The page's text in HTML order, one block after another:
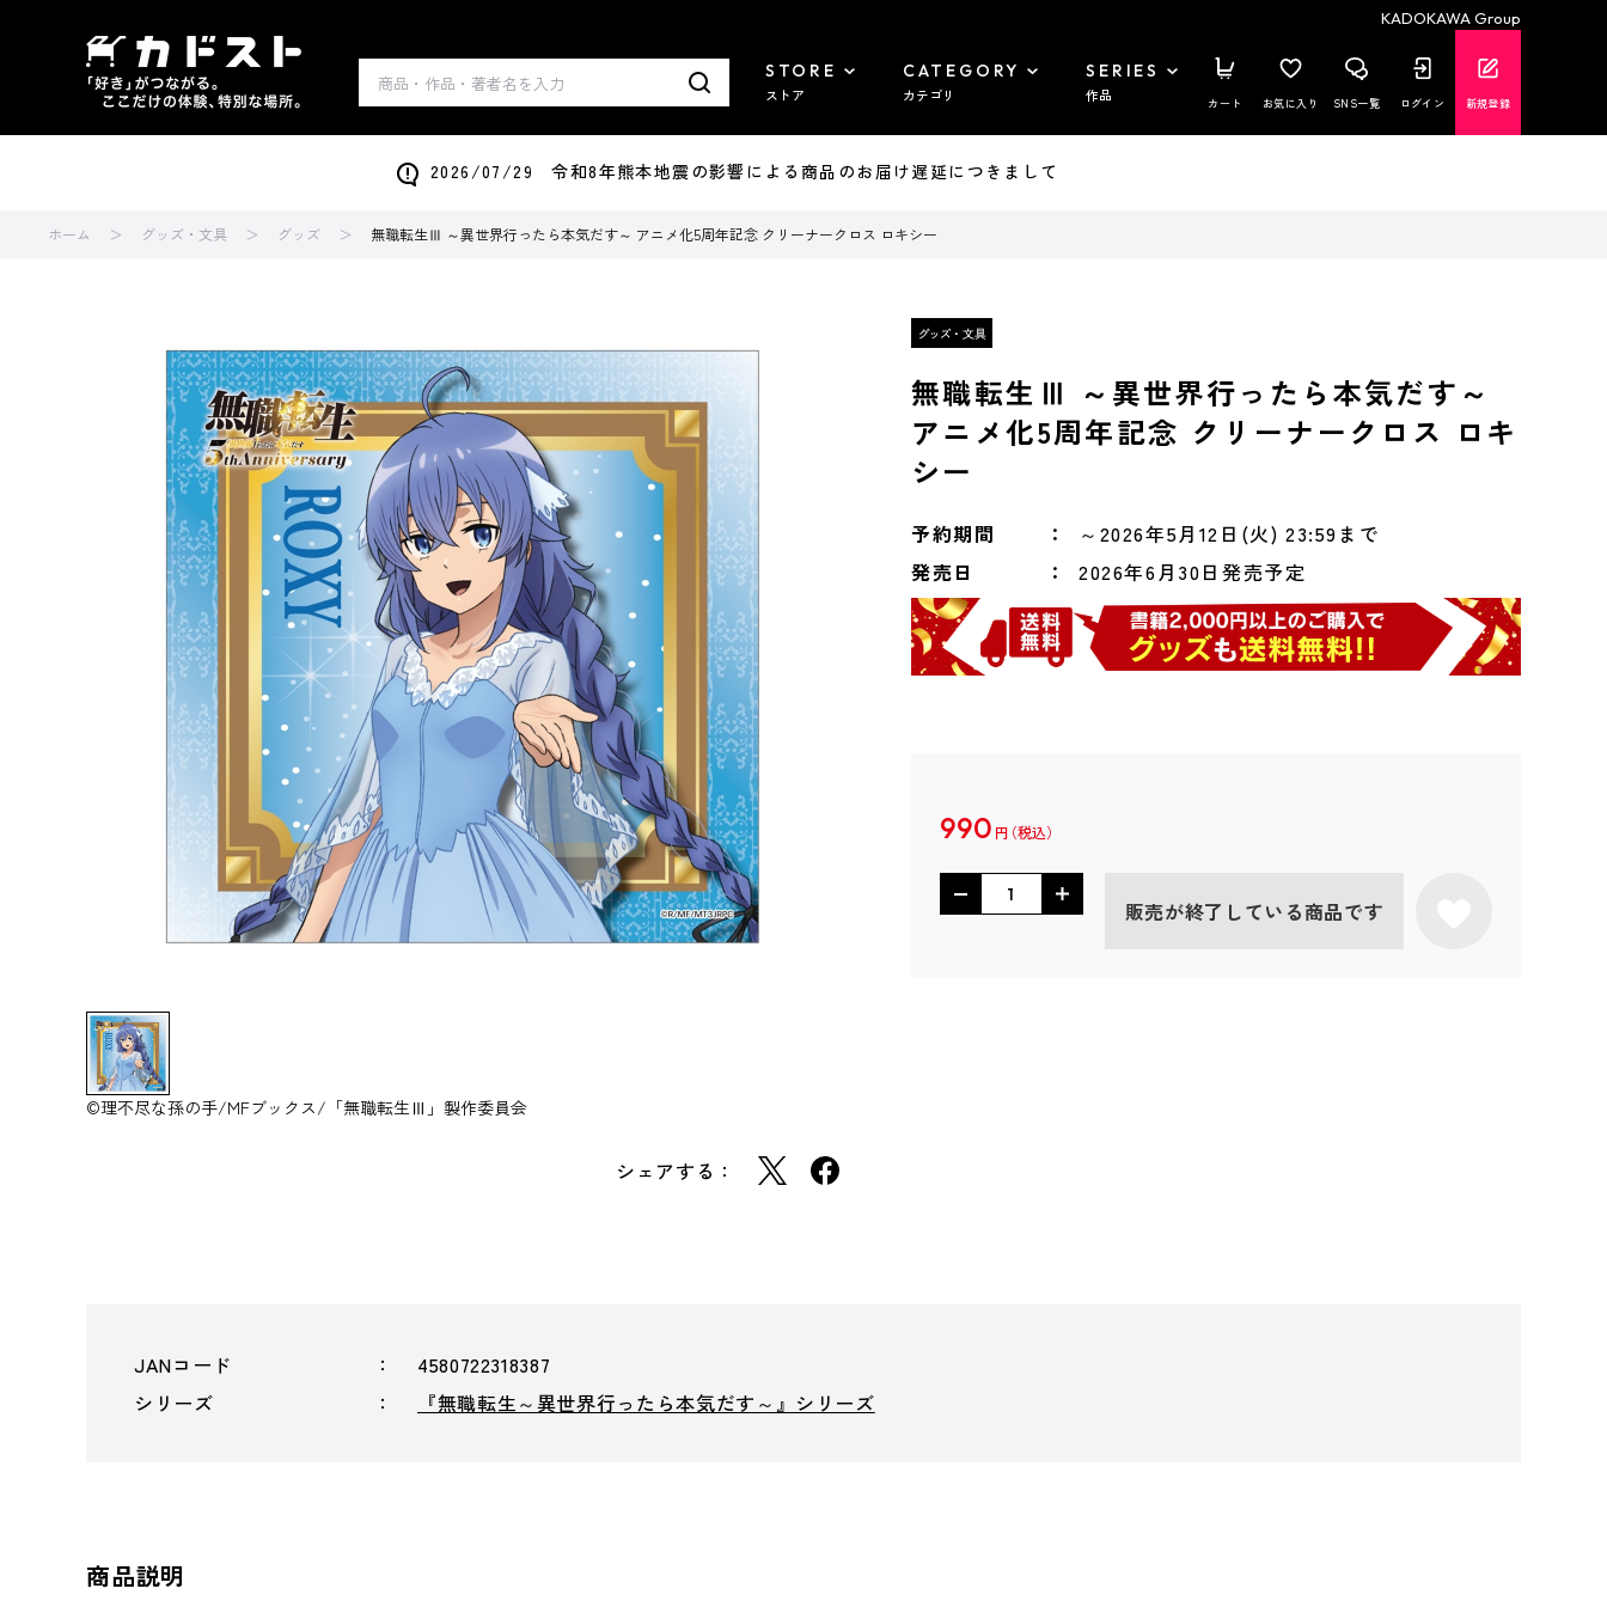
KADOKAWA Group
STORE
ストア
CATEGORY
カテゴリ
SERIES
作品 カート お気に入り SNS一覧 ログイン 新規登録
2026/07/29 令和8年熊本地震の影響による商品のお届け遅延につきまして
ホーム グッズ・文具 グッズ 無職転生Ⅲ ～異世界行ったら本気だす～ アニメ化5周年記念 クリーナークロス ロキシー
©理不尽な孫の手/MFブックス/「無職転生Ⅲ」製作委員会
シェアする：
無職転生Ⅲ ～異世界行ったら本気だす～
アニメ化5周年記念 クリーナークロス ロキ
シー
予約期間
～2026年5月12日(火) 23:59まで
発売日
2026年6月30日発売予定
990 円
販売が終了している商品です
JANコード
4580722318387
シリーズ
『無職転生～異世界行ったら本気だす～』シリーズ
商品説明